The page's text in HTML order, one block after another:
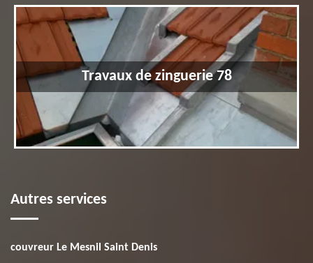
Travaux de zinguerie 78
Autres services
couvreur Le Mesnil Saint Denis